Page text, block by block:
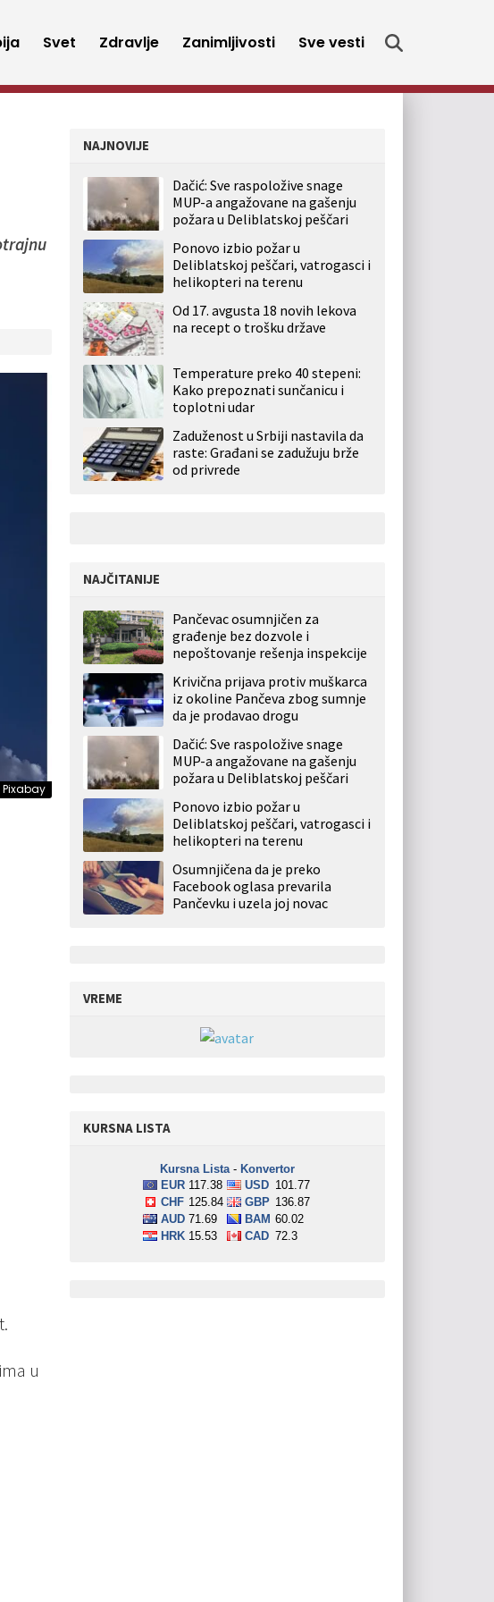
Svet Zdravlje Zanimljivosti Sve vesti
Pixabay
u
NAJNOVIJE
Dačić: Sve raspoložive snage
MUP-a angažovane na gašenju
požara u Deliblatskoj peščari
Ponovo izbio požar u
Deliblatskoj peščari, vatrogasci i
helikopteri na terenu
Od 17. avgusta 18 novih lekova
na recept o trošku države
Temperature preko 40 stepeni:
Kako prepoznati sunčanicu i
toplotni udar
Zaduženost u Srbiji nastavila da
raste: Građani se zadužuju brže
od privrede
NAJČITANIJE
Pančevac osumnjičen za
građenje bez dozvole i
nepoštovanje rešenja inspekcije
Krivična prijava protiv muškarca
iz okoline Pančeva zbog sumnje
da je prodavao drogu
Dačić: Sve raspoložive snage
MUP-a angažovane na gašenju
požara u Deliblatskoj peščari
Ponovo izbio požar u
Deliblatskoj peščari, vatrogasci i
helikopteri na terenu
Osumnjičena da je preko
Facebook oglasa prevarila
Pančevku i uzela joj novac
VREME
KURSNA LISTA